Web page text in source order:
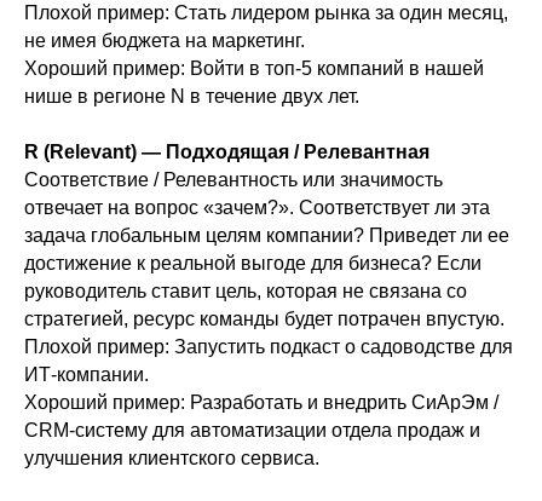
Плохой пример: Стать лидером рынка за один месяц,
не имея бюджета на маркетинг.
Хороший пример: Войти в топ-5 компаний в нашей
нише в регионе N в течение двух лет.
R (Relevant) — Подходящая / Релевантная
Соответствие / Релевантность или значимость
отвечает на вопрос «зачем?». Соответствует ли эта
задача глобальным целям компании? Приведет ли ее
достижение к реальной выгоде для бизнеса? Если
руководитель ставит цель, которая не связана со
стратегией, ресурс команды будет потрачен впустую.
Плохой пример: Запустить подкаст о садоводстве для
ИТ-компании.
Хороший пример: Разработать и внедрить СиАрЭм /
CRM-систему для автоматизации отдела продаж и
улучшения клиентского сервиса.